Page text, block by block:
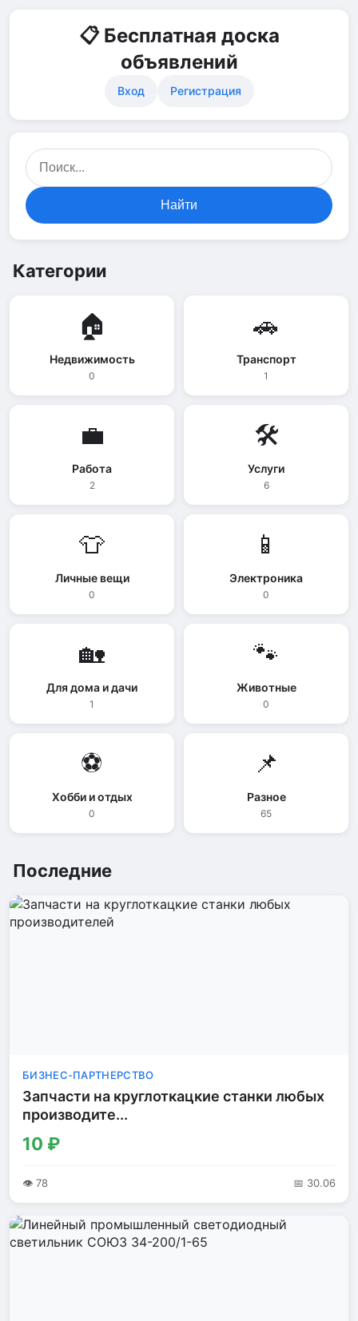
📋 Бесплатная доска
объявлений
Вход Регистрация
Найти
Категории
🏠
Недвижимость
0
🚗
Транспорт
1
💼
Работа
2
🛠️
Услуги
6
👕
Личные вещи
0
📱
Электроника
0
🏡
Для дома и дачи
1
🐾
Животные
0
⚽
Хобби и отдых
0
📌
Разное
65
Последние
БИЗНЕС-ПАРТНЕРСТВО
Запчасти на круглоткацкие станки любых
производите...
10 ₽
👁 78 📅 30.06